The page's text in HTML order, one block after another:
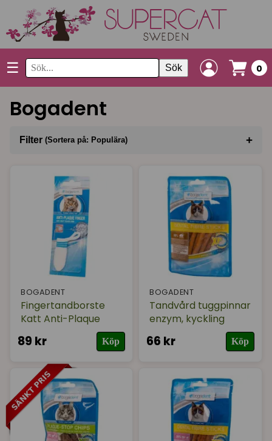
☰ Sök 0
Bogadent
Filter (Sortera på: Populära) +
BOGADENT
Fingertandborste
Katt Anti-Plaque
89 kr Köp
BOGADENT
Tandvård tuggpinnar
enzym, kyckling
66 kr Köp